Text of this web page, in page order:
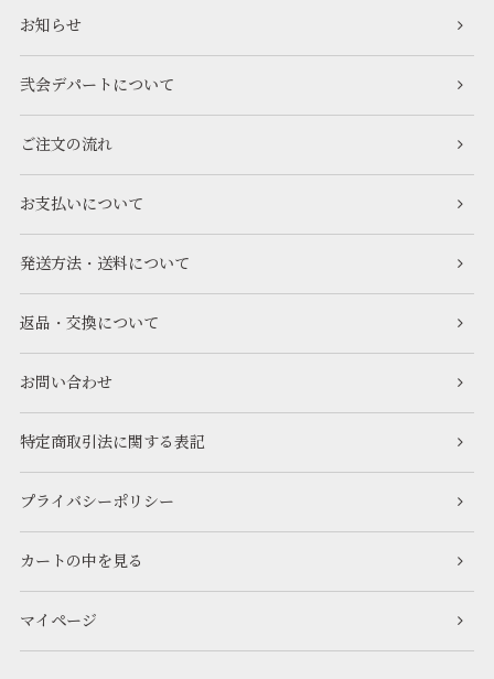
お知らせ
弐会デパートについて
ご注文の流れ
お支払いについて
発送方法・送料について
返品・交換について
お問い合わせ
特定商取引法に関する表記
プライバシーポリシー
カートの中を見る
マイページ